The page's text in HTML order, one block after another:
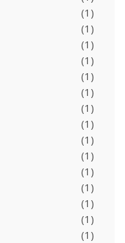
(1)
(1)
(1)
(1)
(1)
(1)
(1)
(1)
(1)
(1)
(1)
(1)
(1)
(1)
(1)